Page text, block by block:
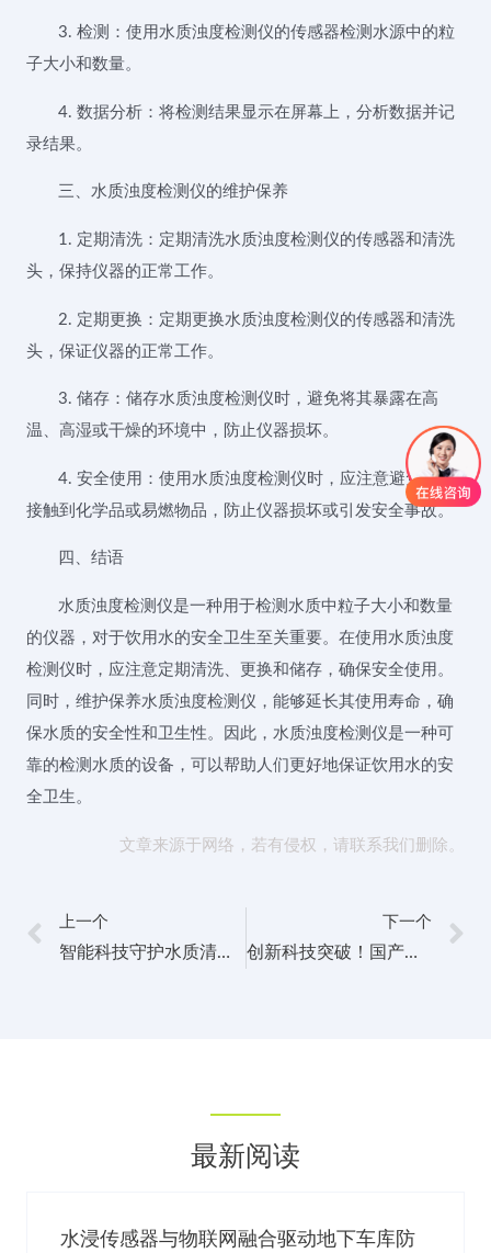
3. 检测：使用水质浊度检测仪的传感器检测水源中的粒
子大小和数量。
4. 数据分析：将检测结果显示在屏幕上，分析数据并记
录结果。
三、水质浊度检测仪的维护保养
1. 定期清洗：定期清洗水质浊度检测仪的传感器和清洗
头，保持仪器的正常工作。
2. 定期更换：定期更换水质浊度检测仪的传感器和清洗
头，保证仪器的正常工作。
3. 储存：储存水质浊度检测仪时，避免将其暴露在高
温、高湿或干燥的环境中，防止仪器损坏。
4. 安全使用：使用水质浊度检测仪时，应注意避免将其
接触到化学品或易燃物品，防止仪器损坏或引发安全事故。
四、结语
水质浊度检测仪是一种用于检测水质中粒子大小和数量
的仪器，对于饮用水的安全卫生至关重要。在使用水质浊度
检测仪时，应注意定期清洗、更换和储存，确保安全使用。
同时，维护保养水质浊度检测仪，能够延长其使用寿命，确
保水质的安全性和卫生性。因此，水质浊度检测仪是一种可
靠的检测水质的设备，可以帮助人们更好地保证饮用水的安
全卫生。
文章来源于网络，若有侵权，请联系我们删除。
上一个
智能科技守护水质清澈：水质浊度检测仪助力环境保护
下一个
创新科技突破！国产核辐射检测仪助力核能安全监测
最新阅读
水浸传感器与物联网融合驱动地下车库防